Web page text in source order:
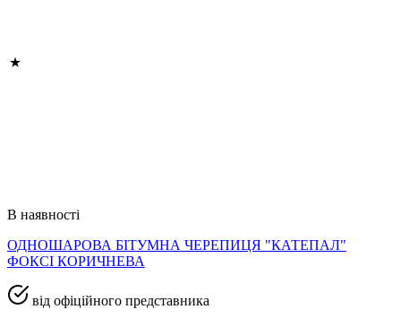
В наявності
ОДНОШАРОВА БІТУМНА ЧЕРЕПИЦЯ "КАТЕПАЛ"
ФОКСІ КОРИЧНЕВА
від офіційного представника